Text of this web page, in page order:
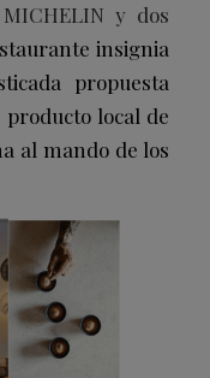
y dos
insignia
propuesta
local de
al mando de los